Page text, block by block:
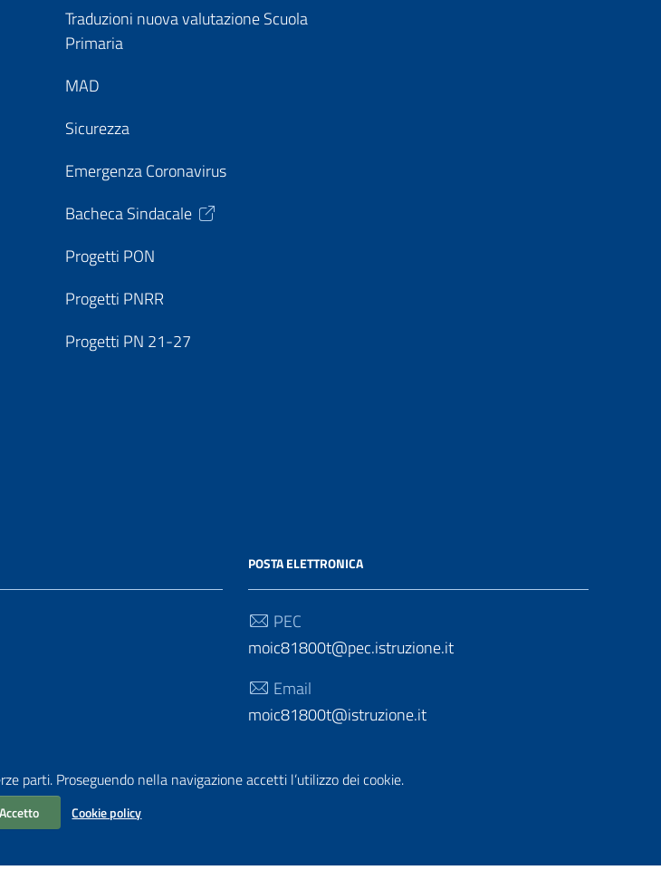
parti. Proseguendo nella navigazione accetti l’utilizzo dei cookie.
Accetto Cookie policy
Traduzioni nuova valutazione Scuola
Primaria
MAD
Sicurezza
Emergenza Coronavirus
Bacheca Sindacale
Progetti PON
Progetti PNRR
Progetti PN 21-27
POSTA ELETTRONICA
PEC
moic81800t@pec.istruzione.it
Email
moic81800t@istruzione.it